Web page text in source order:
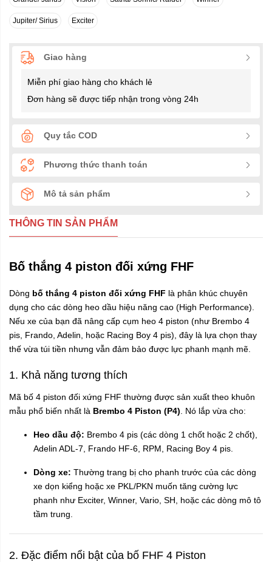
Jupiter/ Sirius Exciter
Giao hàng
Miễn phí giao hàng cho khách lẻ
Đơn hàng sẽ được tiếp nhận trong vòng 24h
Quy tắc COD
Phương thức thanh toán
Mô tả sản phẩm
THÔNG TIN SẢN PHẨM
Bố thắng 4 piston đối xứng FHF
Dòng bố thắng 4 piston đối xứng FHF là phân khúc chuyên
dụng cho các dòng heo dầu hiệu năng cao (High Performance).
Nếu xe của bạn đã nâng cấp cụm heo 4 piston (như Brembo 4
pis, Frando, Adelin, hoặc Racing Boy 4 pis), đây là lựa chọn thay
thế vừa túi tiền nhưng vẫn đảm bảo được lực phanh mạnh mẽ.
1. Khả năng tương thích
Mã bố 4 piston đối xứng FHF thường được sản xuất theo khuôn
mẫu phổ biến nhất là Brembo 4 Piston (P4) . Nó lắp vừa cho:
Heo dầu độ: Brembo 4 pis (các dòng 1 chốt hoặc 2 chốt),
Adelin ADL-7, Frando HF-6, RPM, Racing Boy 4 pis.
Dòng xe: Thường trang bị cho phanh trước của các dòng
xe dọn kiểng hoặc xe PKL/PKN muốn tăng cường lực
phanh như Exciter, Winner, Vario, SH, hoặc các dòng mô tô
tầm trung.
2. Đặc điểm nổi bật của bố FHF 4 Piston